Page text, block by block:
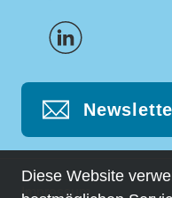
Impressum
Diese Website